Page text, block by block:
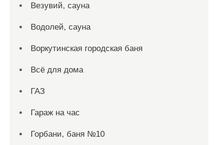
Везувий, сауна
Водолей, сауна
Воркутинская городская баня
Всё для дома
ГАЗ
Гараж на час
Горбани, баня №10